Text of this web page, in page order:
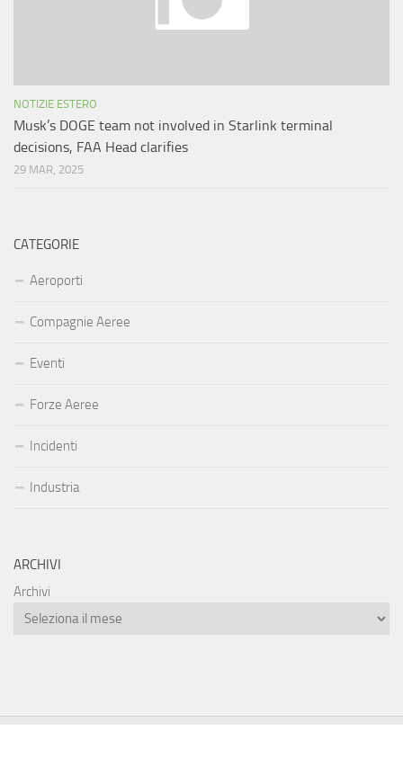
NOTIZIE ESTERO
Musk’s DOGE team not involved in Starlink terminal
decisions, FAA Head clarifies
29 MAR, 2025
CATEGORIE
Aeroporti
Compagnie Aeree
Eventi
Forze Aeree
Incidenti
Industria
ARCHIVI
Archivi